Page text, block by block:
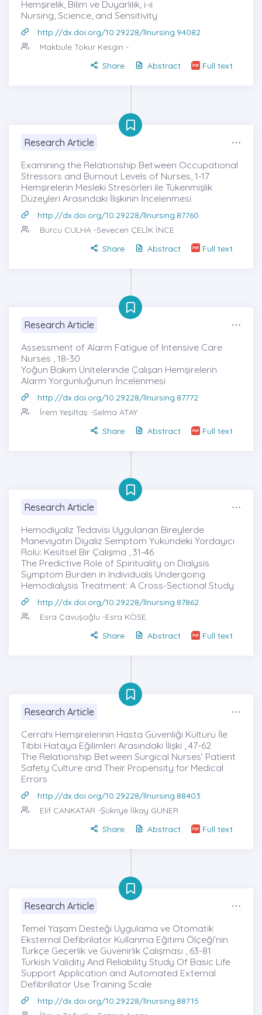
Hemşirelik, Bilim ve Duyarlılık, i-ii
Nursing, Science, and Sensitivity
http://dx.doi.org/10.29228/llnursing.94082
Makbule Tokur Kesgin -
Share
Abstract Full text
Research Article
Examining the Relationship Between Occupational
Stressors and Burnout Levels of Nurses, 1-17
Hemşirelerin Mesleki Stresörleri ile Tükenmişlik
Düzeyleri Arasındaki İlişkinin İncelenmesi
http://dx.doi.org/10.29228/llnursing.87760
Burcu CULHA -Sevecen ÇELİK İNCE
Share
Abstract Full text
Research Article
Assessment of Alarm Fatigue of Intensive Care
Nurses , 18-30
Yoğun Bakım Ünitelerinde Çalışan Hemşirelerin
Alarm Yorgunluğunun İncelenmesi
http://dx.doi.org/10.29228/llnursing.87772
İrem Yeşiltaş -Selma ATAY
Share
Abstract Full text
Research Article
Hemodiyaliz Tedavisi Uygulanan Bireylerde
Maneviyatın Diyaliz Semptom Yükündeki Yordayıcı
Rolü: Kesitsel Bir Çalışma , 31-46
The Predictive Role of Spirituality on Dialysis
Symptom Burden in Individuals Undergoing
Hemodialysis Treatment: A Cross-Sectional Study
http://dx.doi.org/10.29228/llnursing.87862
Esra Çavuşoğlu -Esra KÖSE
Share
Abstract Full text
Research Article
Cerrahi Hemşirelerinin Hasta Güvenliği Kültürü İle
Tıbbi Hataya Eğilimleri Arasındaki İlişki , 47-62
The Relationship Between Surgical Nurses’ Patient
Safety Culture and Their Propensity for Medical
Errors
http://dx.doi.org/10.29228/llnursing.88403
Elif CANKATAR -Şükriye İlkay GÜNER
Share
Abstract Full text
Research Article
Temel Yaşam Desteği Uygulama ve Otomatik
Eksternal Defibrilatör Kullanma Eğitimi Ölçeği’nin
Türkçe Geçerlik ve Güvenirlik Çalışması , 63-81
Turkish Validity And Reliability Study Of Basic Life
Support Application and Automated External
Defibrillator Use Training Scale
http://dx.doi.org/10.29228/llnursing.88715